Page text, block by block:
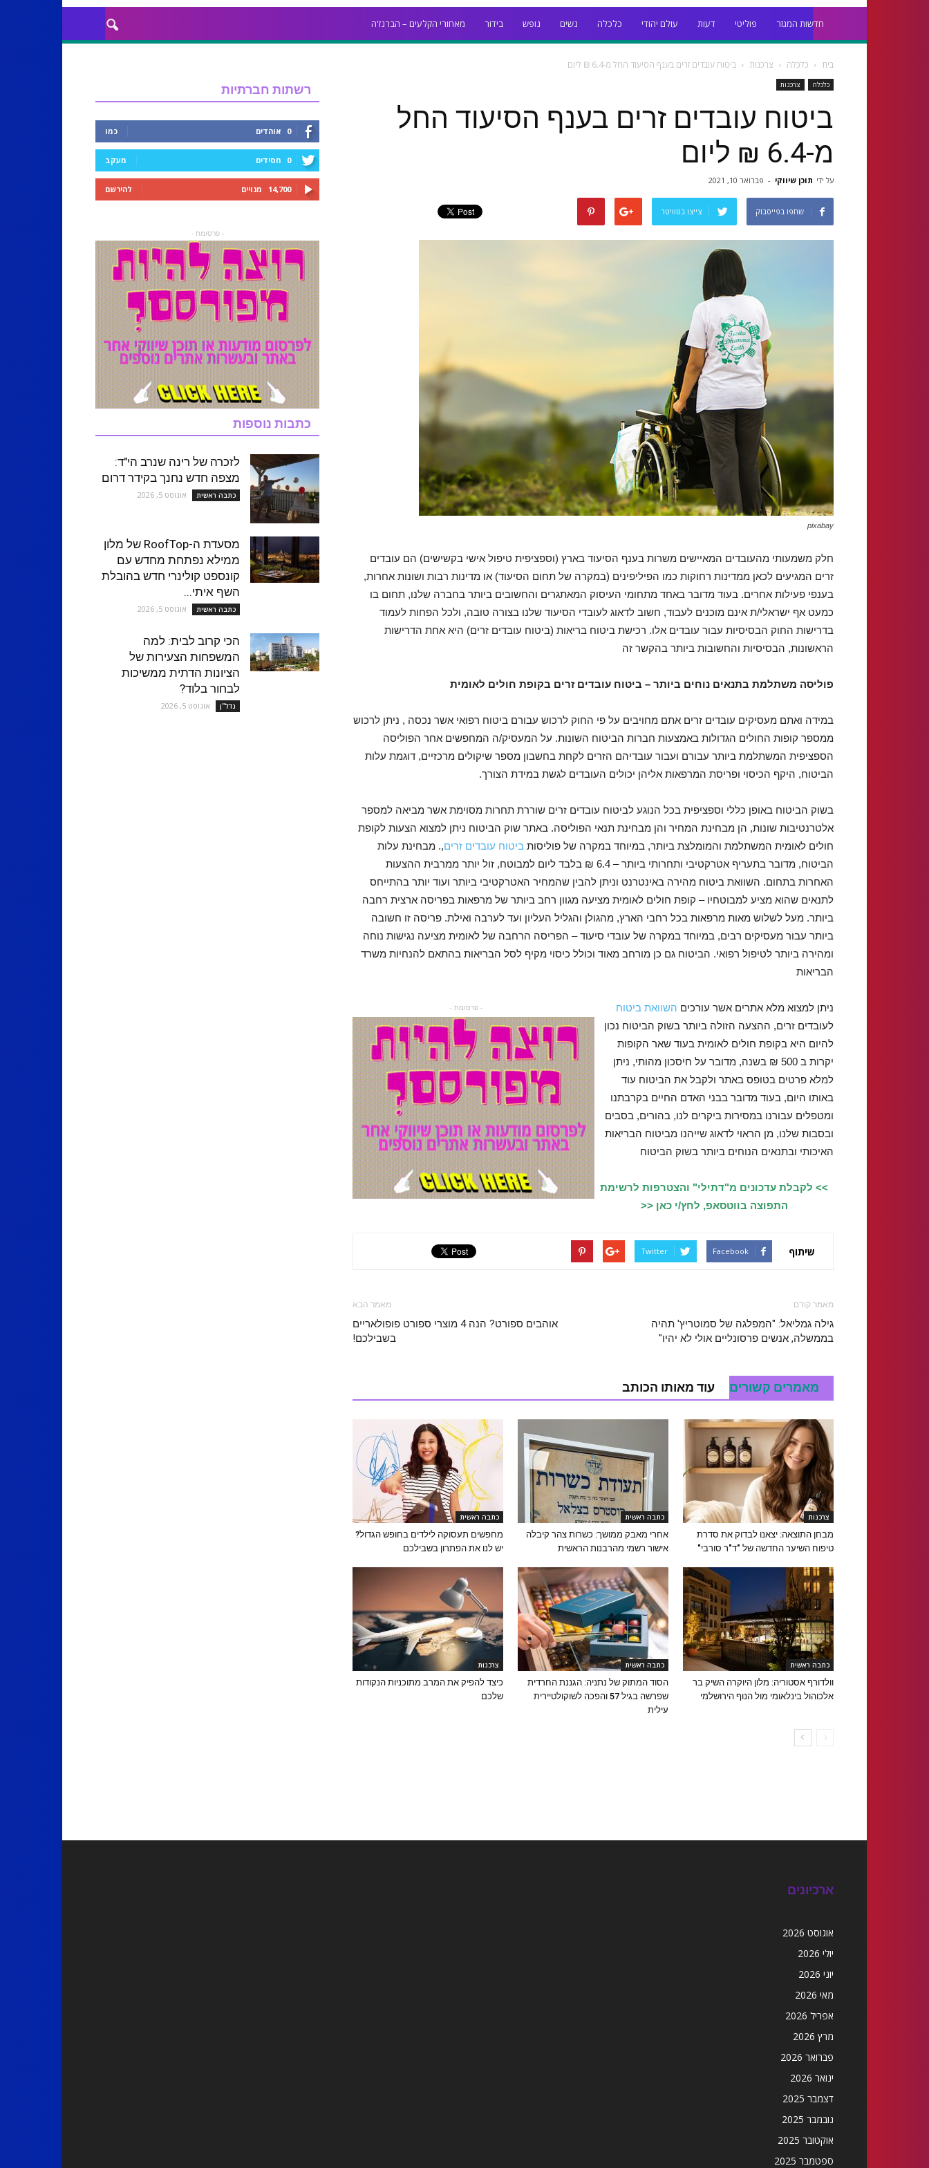
חדשות המגזר פוליטי דעות עולם יהודי כלכלה נשים נופש בידור מאחורי הקלעים – הברנז'ה
בית כלכלה צרכנות ביטוח עובדים זרים בענף הסיעוד החל מ-6.4 ₪ ליום
כלכלה צרכנות
ביטוח עובדים זרים בענף הסיעוד החל
מ-6.4 ₪ ליום
על ידי תוכן שיווקי - פברואר 10, 2021
שתפו בפייסבוק צייצו בטוויטר
pixabay
חלק משמעותי מהעובדים המאיישים משרות בענף הסיעוד בארץ (וספציפית טיפול אישי בקשישים) הם עובדים
זרים המגיעים לכאן ממדינות רחוקות כמו הפיליפינים (במקרה של תחום הסיעוד) או מדינות רבות ושונות אחרות,
בענפי פעילות אחרים. בעוד מדובר באחד מתחומי העיסוק המאתגרים והחשובים ביותר בחברה שלנו, תחום בו
כמעט אף ישראלי/ת אינם מוכנים לעבוד, חשוב לדאוג לעובדי הסיעוד שלנו בצורה טובה, ולכל הפחות לעמוד
בדרישות החוק הבסיסיות עבור עובדים אלו. רכישת ביטוח בריאות (ביטוח עובדים זרים) היא אחת הדרישות
הראשונות, הבסיסיות והחשובות ביותר בהקשר זה
פוליסה משתלמת בתנאים נוחים ביותר – ביטוח עובדים זרים בקופת חולים לאומית
במידה ואתם מעסיקים עובדים זרים אתם מחויבים על פי החוק לרכוש עבורם ביטוח רפואי אשר נכסה , ניתן לרכוש
ממספר קופות החולים הגדולות באמצעות חברות הביטוח השונות. על המעסיק/ה המחפשים אחר הפוליסה
הספציפית המשתלמת ביותר עבורם ועבור עובדיהם הזרים לקחת בחשבון מספר שיקולים מרכזיים, דוגמת עלות
הביטוח, היקף הכיסוי ופריסת המרפאות אליהן יכולים העובדים לגשת במידת הצורך.
בשוק הביטוח באופן כללי וספציפית בכל הנוגע לביטוח עובדים זרים שוררת תחרות מסוימת אשר מביאה למספר
אלטרנטיבות שונות, הן מבחינת המחיר והן מבחינת תנאי הפוליסה. באתר שוק הביטוח ניתן למצוא הצעות לקופת
חולים לאומית המשתלמת והמומלצת ביותר, במיוחד במקרה של פוליסות ביטוח עובדים זרים,. מבחינת עלות
הביטוח, מדובר בתעריף אטרקטיבי ותחרותי ביותר – 6.4 ₪ בלבד ליום למבוטח, זול יותר ממרבית ההצעות
האחרות בתחום. השוואת ביטוח מהירה באינטרנט וניתן להבין שהמחיר האטרקטיבי ביותר ועוד יותר בהתייחס
לתנאים שהוא מציע למבוטחיו – קופת חולים לאומית מציעה מגוון רחב ביותר של מרפאות בפריסה ארצית רחבה
ביותר. מעל לשלוש מאות מרפאות בכל רחבי הארץ, מהגולן והגליל העליון ועד לערבה ואילת. פריסה זו חשובה
ביותר עבור מעסיקים רבים, במיוחד במקרה של עובדי סיעוד – הפריסה הרחבה של לאומית מציעה נגישות נוחה
ומהירה ביותר לטיפול רפואי. הביטוח גם כן מורחב מאוד וכולל כיסוי מקיף לסל הבריאות בהתאם להנחיות משרד
הבריאות
- פרסומת - ניתן למצוא מלא אתרים אשר עורכים השוואת ביטוח
לעובדים זרים, ההצעה הזולה ביותר בשוק הביטוח נכון
להיום היא בקופת חולים לאומית בעוד שאר הקופות
יקרות ב 500 ₪ בשנה, מדובר על חיסכון מהותי, ניתן
למלא פרטים בטופס באתר ולקבל את הביטוח עוד
באותו היום, בעוד מדובר בבני האדם החיים בקרבתנו
ומטפלים עבורנו במסירות ביקרים לנו, בהורים, בסבים
ובסבות שלנו, מן הראוי לדאוג שייהנו מביטוח הבריאות
האיכותי ובתנאים הנוחים ביותר בשוק הביטוח
>> לקבלת עדכונים מ"דתילי" והצטרפות לרשימת
התפוצה בווטסאפ, לחץ/י כאן <<
שיתוף Facebook
Twitter
מאמר קודם
גילה גמליאל: "המפלגה של סמוטריץ' תהיה
בממשלה, אנשים פרסונליים אולי לא יהיו"
מאמר הבא
אוהבים ספורט? הנה 4 מוצרי ספורט פופולאריים
בשבילכם!
מאמרים קשורים עוד מאותו הכותב
צרכנות
מבחן התוצאה: יצאנו לבדוק את סדרת
טיפוח השיער החדשה של "ד"ר סורבי"
כתבה ראשית
אחרי מאבק ממושך: כשרות צהר קיבלה
אישור רשמי מהרבנות הראשית
כתבה ראשית
מחפשים תעסוקה לילדים בחופש הגדול?
יש לנו את הפתרון בשבילכם
כתבה ראשית
וולדורף אסטוריה: מלון היוקרה השיק בר
אלכוהול בינלאומי מול הנוף הירושלמי
כתבה ראשית
הסוד המתוק של נתניה: הגננת החרדית
שפרשה בגיל 57 והפכה לשוקולטיירית
עילית
צרכנות
כיצד להפיק את המרב מתוכניות הנקודות
שלכם
רשתות חברתיות
0 אוהדים כמו
0 חסידים מעקב
14,700 מנויים להירשם
- פרסומת -
כתבות נוספות
לזכרה של רינה שנרב הי"ד:
מצפה חדש נחנך בקידר דרום
כתבה ראשית אוגוסט 5, 2026
מסעדת ה-RoofTop של מלון
ממילא נפתחת מחדש עם
קונספט קולינרי חדש בהובלת
השף איתי...
כתבה ראשית אוגוסט 5, 2026
הכי קרוב לבית: למה
המשפחות הצעירות של
הציונות הדתית ממשיכות
לבחור בלוד?
נדל''ן אוגוסט 5, 2026
ארכיונים
אוגוסט 2026
יולי 2026
יוני 2026
מאי 2026
אפריל 2026
מרץ 2026
פברואר 2026
ינואר 2026
דצמבר 2025
נובמבר 2025
אוקטובר 2025
ספטמבר 2025